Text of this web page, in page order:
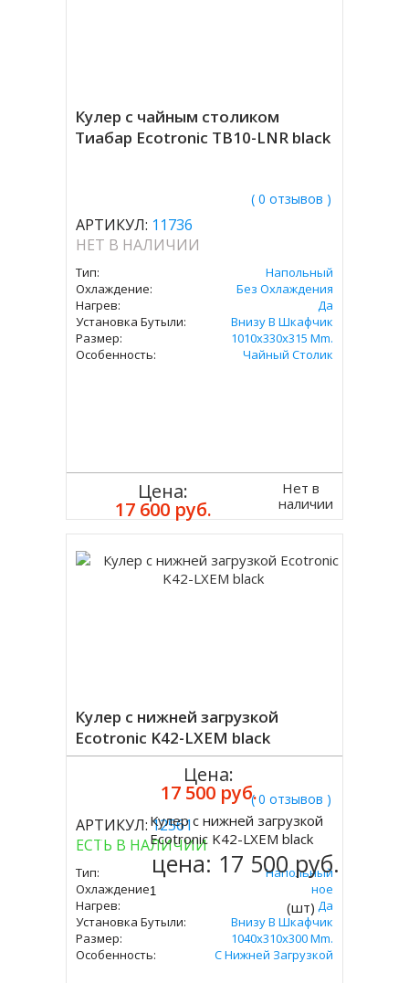
Кулер с чайным столиком
Тиабар Ecotronic TB10-LNR black
( 0 отзывов )
АРТИКУЛ: 11736
НЕТ В НАЛИЧИИ
Тип:
Напольный
Охлаждение:
Без Охлаждения
Нагрев:
Да
Установка Бутыли:
Внизу В Шкафчик
Размер:
1010x330x315 Mm.
Особенность:
Чайный Столик
Цена:
17 600 руб.
Нет в
наличии
Кулер с нижней загрузкой
Ecotronic K42-LXEM black
( 0 отзывов )
АРТИКУЛ:12561
ЕСТЬ В НАЛИЧИИ
Тип:
Напольный
Охлаждение:
Электронное
Нагрев:
Да
Установка Бутыли:
Внизу В Шкафчик
Размер:
1040x310x300 Mm.
Особенность:
С Нижней Загрузкой
Цена:
17 500 руб.
Купить
Кулер с нижней загрузкой
Ecotronic K42-LXEM black
цена: 17 500 руб.
(шт)